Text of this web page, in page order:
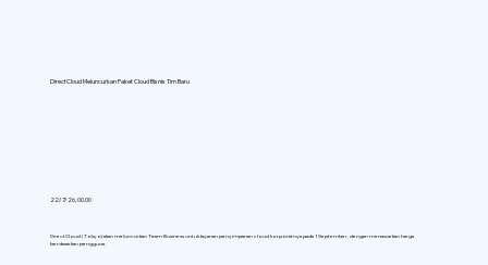
DirectCloud Meluncurkan Paket Cloud Bisnis Tim Baru
22/7/26, 00.00
DirectCloud (Tokyo) akan meluncurkan Team Business untuk layanan penyimpanan cloud korporatnya pada 1 September, dengan menawarkan harga
berdasarkan pengguna.